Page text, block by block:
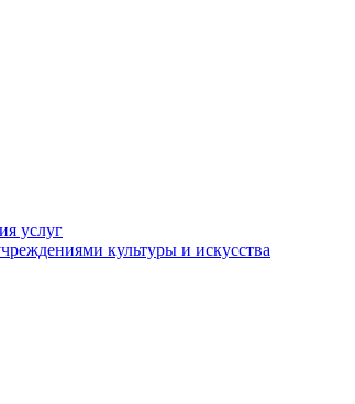
услуг
культуры и искусства